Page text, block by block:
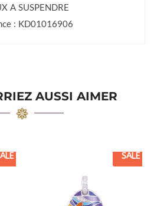
A SUSPENDRE
: KD01016906
AUSSI AIMER
SALE